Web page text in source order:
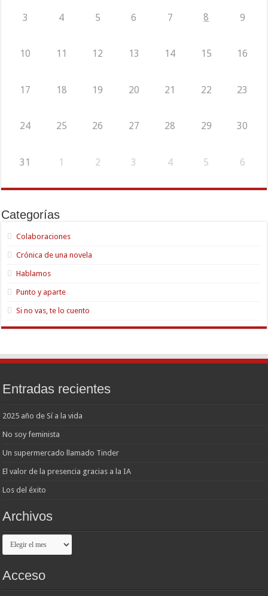
3 4 5 6 7 8 9
10 11 12 13 14 15 16
17 18 19 20 21 22 23
24 25 26 27 28 29 30
31 1 2 3 4 5 6
Categorías
Colaboraciones
Crónica de una novela
Hablamos
Punto y aparte
Si no vas, te lo cuento
Entradas recientes
2025 año de Sí a la vida
No soy feminista
Un supermercado llamado Tinder
El valor de la presencia gracias a la IA
Los del éxito
Archivos
Archivos
Acceso